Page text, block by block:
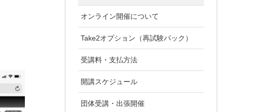
オンライン開催について
Take2オプション（再試験パック）
受講料・支払方法
開講スケジュール
団体受講・出張開催